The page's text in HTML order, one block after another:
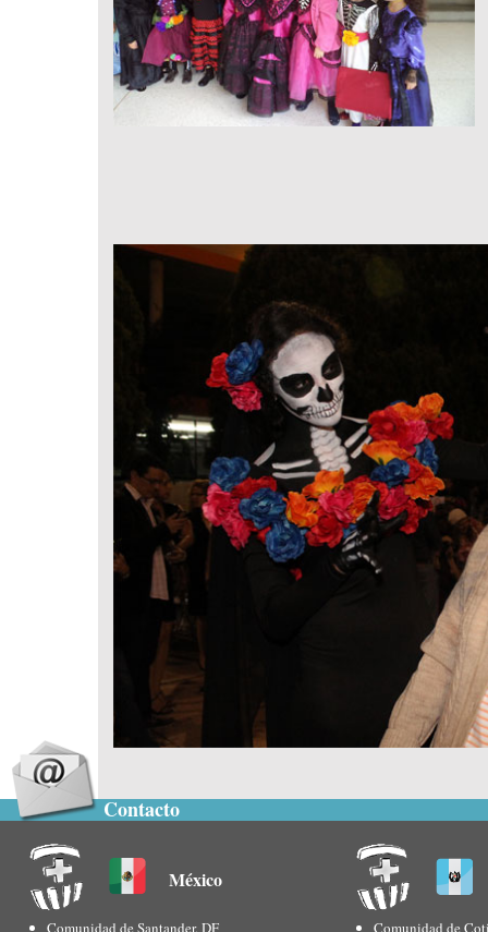
Contacto
México
Comunidad de Santander, DF Comunidad de